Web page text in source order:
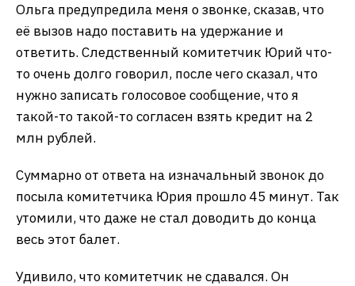
Ольга предупредила меня о звонке, сказав, что
её вызов надо поставить на удержание и
ответить. Следственный комитетчик Юрий что-
то очень долго говорил, после чего сказал, что
нужно записать голосовое сообщение, что я
такой-то такой-то согласен взять кредит на 2
млн рублей.
Суммарно от ответа на изначальный звонок до
посыла комитетчика Юрия прошло 45 минут. Так
утомили, что даже не стал доводить до конца
весь этот балет.
Удивило, что комитетчик не сдавался. Он